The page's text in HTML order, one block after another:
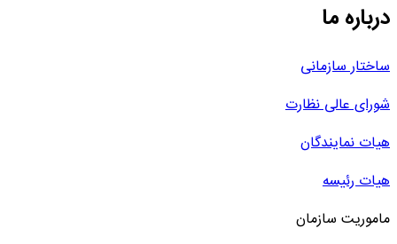
درباره ما
ساختار سازمانی
شورای عالی نظارت
هیات نمایندگان
هیات رئیسه
ماموریت سازمان